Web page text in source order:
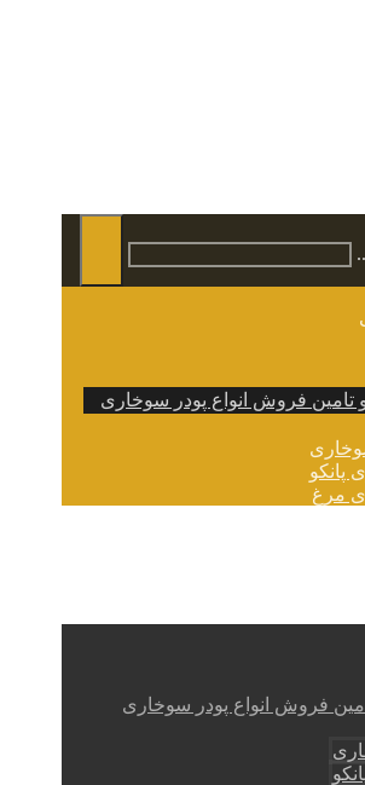
فروش انواع پودر سوخاری
پانکو
مرغ
فروش انواع پودر سوخاری